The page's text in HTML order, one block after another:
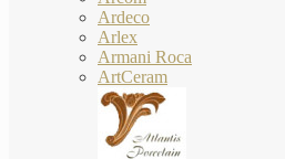
Ardeco
Arlex
Armani Roca
ArtCeram